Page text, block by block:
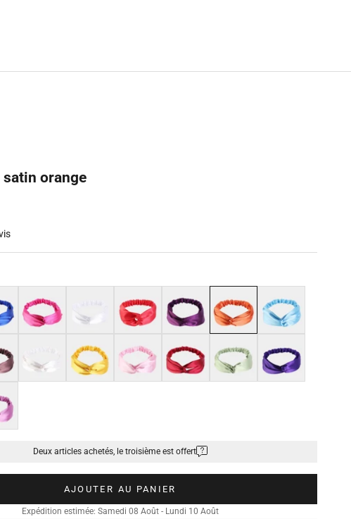
satin orange
Deux articles achetés, le troisième est offert
AJOUTER AU PANIER
Expédition estimée: Samedi 08 Août - Lundi 10 Août